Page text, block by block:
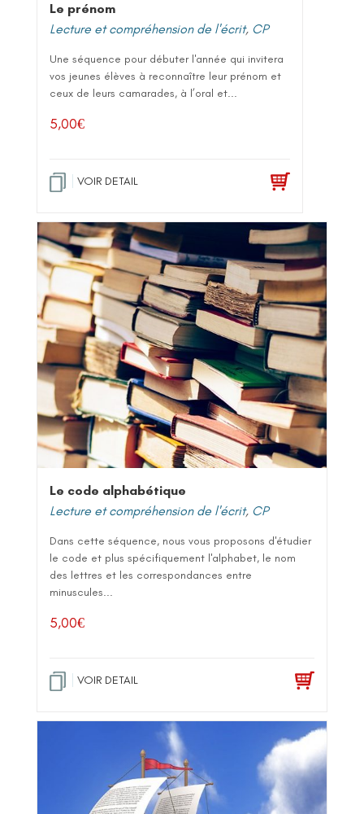
Le prénom
Lecture et compréhension de l'écrit, CP
Une séquence pour débuter l'année qui invitera
vos jeunes élèves à reconnaître leur prénom et
ceux de leurs camarades, à l’oral et...
5,00€
VOIR DETAIL
Le code alphabétique
Lecture et compréhension de l'écrit, CP
Dans cette séquence, nous vous proposons d'étudier
le code et plus spécifiquement l'alphabet, le nom
des lettres et les correspondances entre
minuscules...
5,00€
VOIR DETAIL